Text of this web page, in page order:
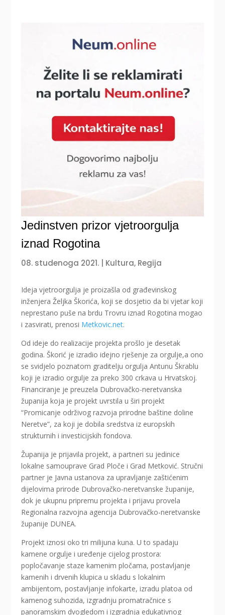
Jedinstven prizor vjetroorgulja
iznad Rogotina
08. studenoga 2021. Kultura, Regija
Ideja vjetroorgulja je proizašla od građevinskog
inženjera Željka Škorića, koji se dosjetio da bi vjetar koji
neprestano puše na brdu Trovru iznad Rogotina mogao
i zasvirati, prenosi Metkovic.net.
Od ideje do realizacije projekta prošlo je desetak
godina. Škorić je izradio idejno rješenje za orgulje,a ono
se svidjelo poznatom graditelju orgulja Antunu Škrablu
koji je izradio orgulje za preko 300 crkava u Hrvatskoj.
Financiranje je preuzela Dubrovačko-neretvanska
županija koja je projekt uvrstila u širi projekt
“Promicanje održivog razvoja prirodne baštine doline
Neretve”, za koji je dobila sredstva iz europskih
strukturnih i investicijskih fondova.
Županija je prijavila projekt, a partneri su jedinice
lokalne samouprave Grad Ploče i Grad Metković. Stručni
partner je Javna ustanova za upravljanje zaštićenim
dijelovima prirode Dubrovačko-neretvanske županije,
dok je ukupnu pripremu projekta i prijavu provela
Regionalna razvojna agencija Dubrovačko-neretvanske
županije DUNEA.
Projekt iznosi oko tri milijuna kuna. U to spadaju
kamene orgulje i uređenje cijelog prostora:
popločavanje staze kamenim pločama, postavljanje
kamenih i drvenih klupica u skladu s lokalnim
ambijentom, postavljanje infokarte, izradu platoa od
kamenog suhozida, izgradnju promatračnice s
panoramskim dvogledom i izgradnja edukativnog